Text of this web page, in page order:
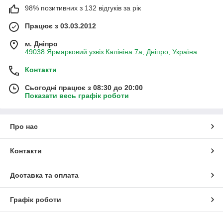
98% позитивних з 132 відгуків за рік
Працює з 03.03.2012
м. Дніпро
49038 Ярмарковий узвіз Калініна 7а, Дніпро, Україна
Контакти
Сьогодні працює з 08:30 до 20:00
Показати весь графік роботи
Про нас
Контакти
Доставка та оплата
Графік роботи